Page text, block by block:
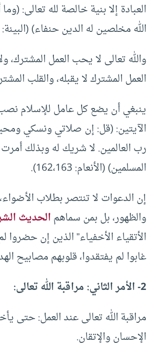
العبادة إلا بنية خالصة لله تعالى: (وما
الله مخلصين له الدين حنفاء) (البينة: 5).
والله تعالى لا يحب العمل المشترك،
العمل المشترك لا يقبله، والقلب
ينبغي أن يضع كل عامل للإسلام
الآيتين: (قل: إن صلاتي ونسكي
رب العالمين. لا شريك له وبذلك أمرت
المسلمين) (الأنعام: 162،163).
إن الدعوات لا تنتصر بطلاب
والظهور، بل بمن سماهمالحديث
الأتقياء الأخفياء” الذين إن حضروا
غابوا لم يفتقدوا، قلوبهم مصابيح
2- الأمر الثاني: مراقبة الله تعالى:
مراقبة الله تعالى عند العمل: حتى
الإحسان والإتقان.